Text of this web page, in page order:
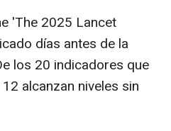
'The 2025 Lancet
días antes de la
los 20 indicadores que
alcanzan niveles sin